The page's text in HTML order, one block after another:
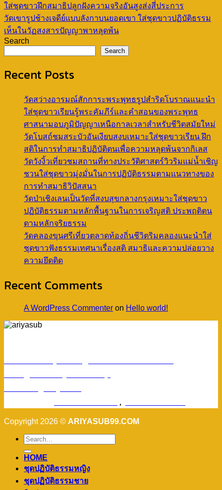
ใส่ชุดขาวฝึกสมาธิปลูกฝังความจริงอันสูงส่งสี่ประการ
วัดเขารูปช้างเจดีย์แบบลังกาบนยอดเขา ใส่ชุดขาวปฏิบัติธรรม
เห็นในวัฏสงสารปัญญาพาหลุดพ้น
Search
Search
Recent Posts
วัดสว่างอารมณ์สักการะพระพุทธรูปสำริดโบราณแนะนำ
ใส่ชุดขาวเรียนรู้พระคัมภีร์และคำสอนของพระพุทธ
ศาสนามอบภูมิปัญญาเหนือกาลเวลาสำหรับชีวิตสมัยใหม่
วัดโบสถ์ชมสระบัวอันเงียบสงบเหมาะใส่ชุดขาวเรียน ฝึก
สติในการทำสมาธิปฏิบัติตนเพื่อความหลุดพ้นจากกิเลส
วัดวังงิ้วเที่ยวชมสถานที่ทางประวัติศาสตร์วิวริมแม่น้ำเชิญ
ชวนใส่ชุดขาวมุ่งมั่นในการปฏิบัติธรรมตามแนวทางของ
การทำสมาธิวิปัสสนา
วัดป่าเชิงเลนเป็นวัดที่สงบสุขกลางกรุงเหมาะใส่ชุดขาว
ปฏิบัติธรรมตามหลักพื้นฐานในการเจริญสติ ประพฤติตน
ตามหลักจริยธรรม
วัดคลองขุนศรีเที่ยวตลาดท้องถิ่นชีวิตริมคลองแนะนำใส่
ชุดขาวฟังธรรมเทศนาเรื่องสติ สมาธิและความปล่อยวาง
ความยึดติด
Recent Comments
A WordPress Commenter on Hello world!
,
Copyright 2026 © ARIYASUB99.COM
HOME
ชุดปฏิบัติธรรมหญิง
ชุดปฏิบัติธรรมชาย